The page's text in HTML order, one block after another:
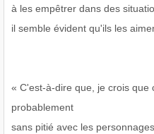
à les empêtrer dans des
il semble évident qu'ils les
« C'est-à-dire que, je crois que
probablement
sans pitié avec les